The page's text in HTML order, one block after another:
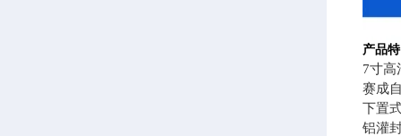
产品
7寸高
赛成
下置
铝灌